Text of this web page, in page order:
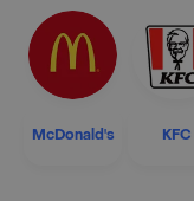
McDonald's KFC